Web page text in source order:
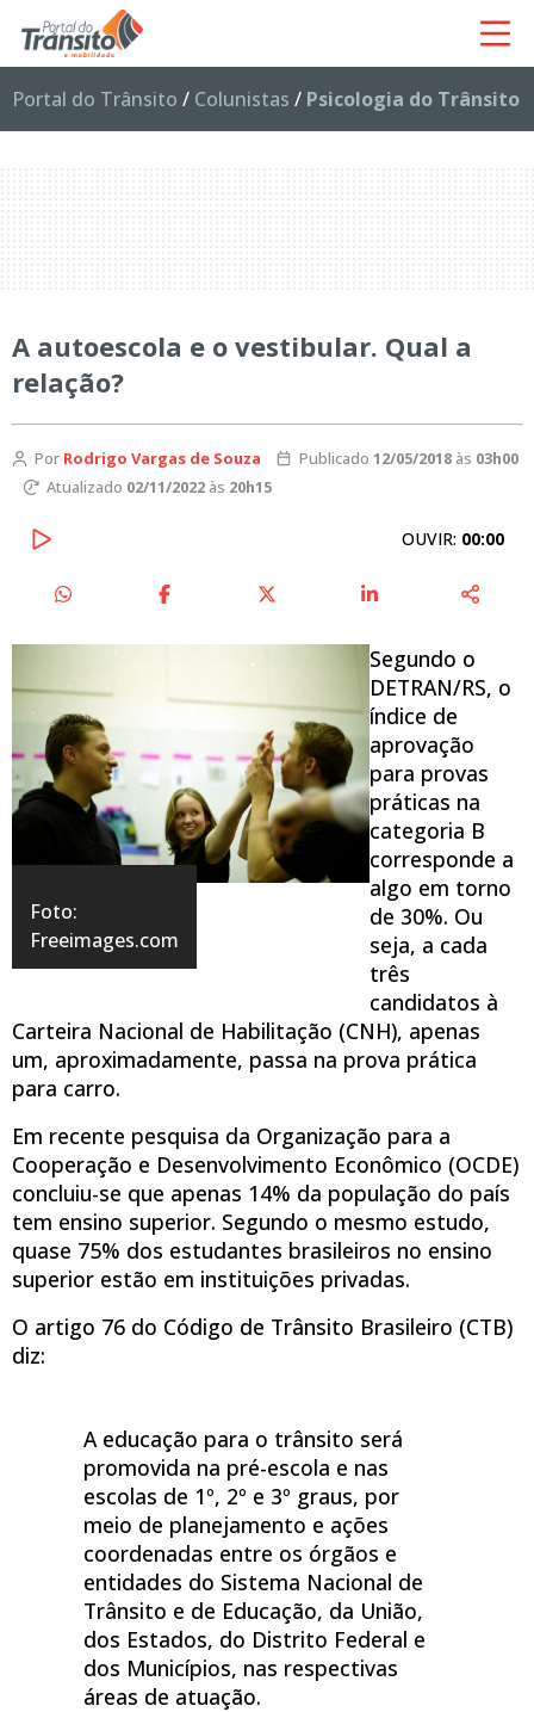
Portal do Trânsito / Colunistas / Psicologia do Trânsito
A autoescola e o vestibular. Qual a
relação?
Por Rodrigo Vargas de Souza Publicado 12/05/2018às 03h00
Atualizado 02/11/2022às 20h15
OUVIR: 00:00
Foto:
Freeimages.com
Segundo o
DETRAN/RS, o
índice de
aprovação
para provas
práticas na
categoria B
corresponde a
algo em torno
de 30%. Ou
seja, a cada
três
candidatos à
Carteira Nacional de Habilitação (CNH), apenas
um, aproximadamente, passa na prova prática
para carro.
Em recente pesquisa da Organização para a
Cooperação e Desenvolvimento Econômico (OCDE)
concluiu-se que apenas 14% da população do país
tem ensino superior. Segundo o mesmo estudo,
quase 75% dos estudantes brasileiros no ensino
superior estão em instituições privadas.
O artigo 76 do Código de Trânsito Brasileiro (CTB)
diz:
A educação para o trânsito será
promovida na pré-escola e nas
escolas de 1º, 2º e 3º graus, por
meio de planejamento e ações
coordenadas entre os órgãos e
entidades do Sistema Nacional de
Trânsito e de Educação, da União,
dos Estados, do Distrito Federal e
dos Municípios, nas respectivas
áreas de atuação.